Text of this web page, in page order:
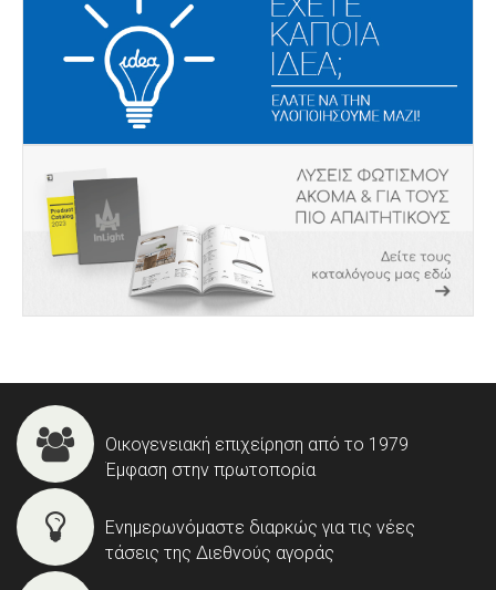
Οικογενειακή επιχείρηση από το 1979
Έμφαση στην πρωτοπορία
Ενημερωνόμαστε διαρκώς για τις νέες
τάσεις της Διεθνούς αγοράς